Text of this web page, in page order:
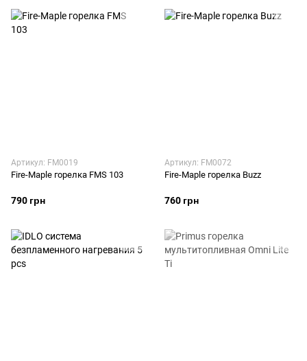
Артикул: FM0019
Fire-Maple горелка FMS 103
790 грн
Артикул: FM0072
Fire-Maple горелка Buzz
760 грн